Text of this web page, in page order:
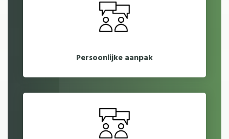
Persoonlijke aanpak